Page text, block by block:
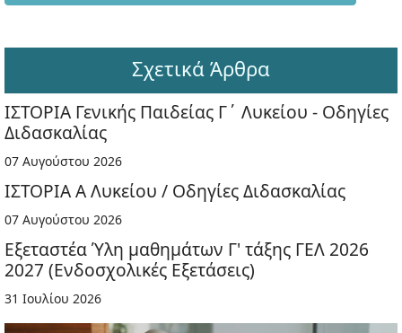
Σχετικά Άρθρα
ΙΣΤΟΡΙΑ Γενικής Παιδείας Γ΄ Λυκείου - Οδηγίες
Διδασκαλίας
07 Αυγούστου 2026
ΙΣΤΟΡΙΑ Α Λυκείου / Οδηγίες Διδασκαλίας
07 Αυγούστου 2026
Εξεταστέα Ύλη μαθημάτων Γ' τάξης ΓΕΛ 2026
2027 (Ενδοσχολικές Εξετάσεις)
31 Ιουλίου 2026